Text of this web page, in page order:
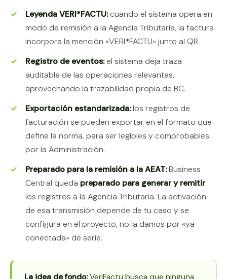
Leyenda VERI*FACTU:cuando el sistema opera en
modo de remisión a la Agencia Tributaria, la factura
incorpora la mención «VERI*FACTU» junto al QR.
Registro de eventos:el sistema deja traza
auditable de las operaciones relevantes,
aprovechando la trazabilidad propia de BC.
Exportación estandarizada:los registros de
facturación se pueden exportar en el formato que
define la norma, para ser legibles y comprobables
por la Administración.
Preparado para la remisión a la AEAT:Business
Central queda preparado para generar y remitir
los registros a la Agencia Tributaria. La activación
de esa transmisión depende de tu caso y se
configura en el proyecto, no la damos por «ya
conectada» de serie.
La idea de fondo:VeriFactu busca que ninguna